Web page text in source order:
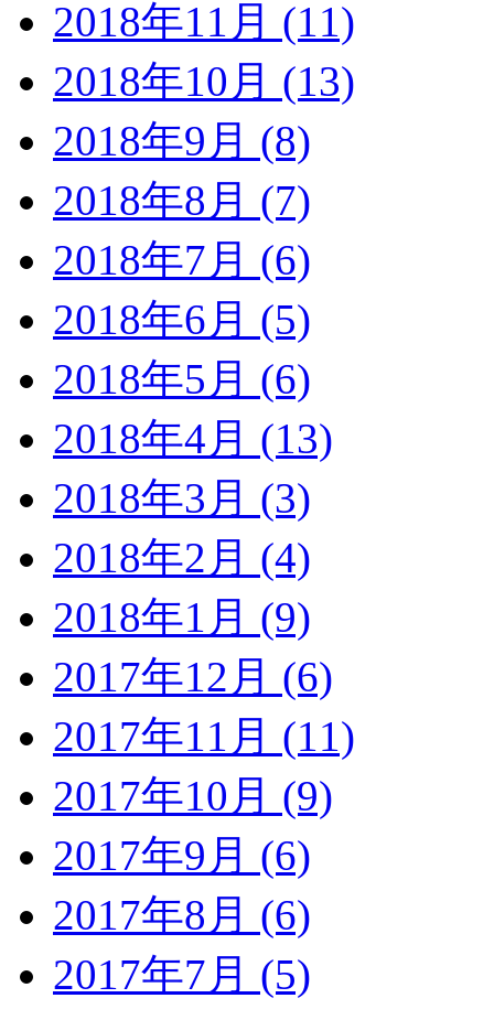
2018年11月 (11)
2018年10月 (13)
2018年9月 (8)
2018年8月 (7)
2018年7月 (6)
2018年6月 (5)
2018年5月 (6)
2018年4月 (13)
2018年3月 (3)
2018年2月 (4)
2018年1月 (9)
2017年12月 (6)
2017年11月 (11)
2017年10月 (9)
2017年9月 (6)
2017年8月 (6)
2017年7月 (5)